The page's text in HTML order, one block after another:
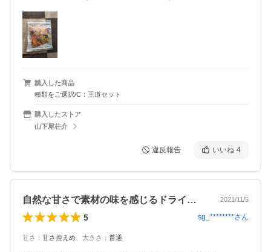
購入した商品
種類をご選択/C：王道セット
購入したストア
山下屋荘介
違反報告 いいね 4
自然な甘さで素材の味を感じるドライフル… 2021/11/5
5 sg_********さん
甘さ ： 甘さ控えめ 大きさ ： 普通